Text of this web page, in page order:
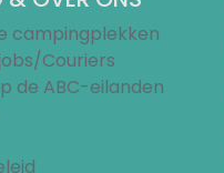
campingplekken
Couriers
de ABC-eilanden